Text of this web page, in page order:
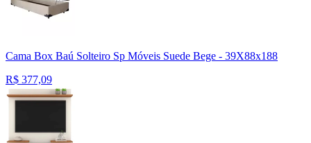
Cama Box Baú Solteiro Sp Móveis Suede Bege - 39X88x188
R$ 377,09